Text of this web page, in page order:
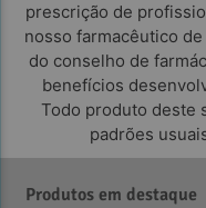
prescrição de
nosso farmacêutico
do conselho de
benefícios
Todo produto deste
padrões
Produtos em destaque